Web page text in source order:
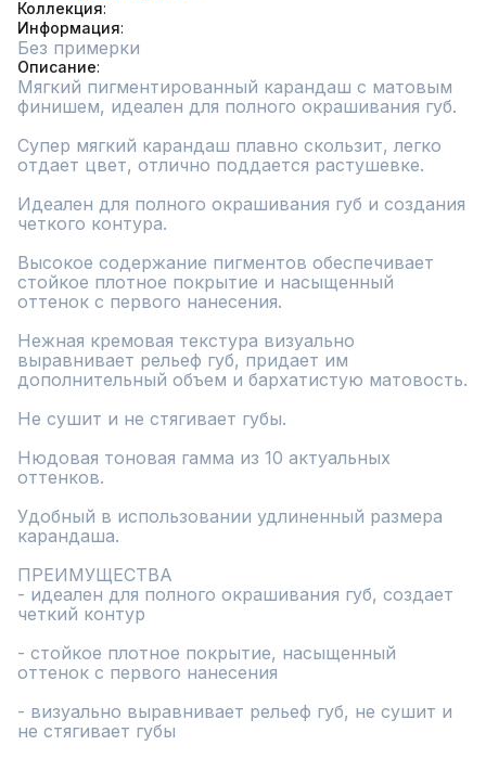
Коллекция
Информация
Без примерки
Описание
Мягкий пигментированный карандаш с матовым
финишем, идеален для полного окрашивания губ.
Супер мягкий карандаш плавно скользит, легко
отдает цвет, отлично поддается растушевке.
Идеален для полного окрашивания губ и создания
четкого контура.
Высокое содержание пигментов обеспечивает
стойкое плотное покрытие и насыщенный
оттенок с первого нанесения.
Нежная кремовая текстура визуально
выравнивает рельеф губ, придает им
дополнительный объем и бархатистую матовость.
Не сушит и не стягивает губы.
Нюдовая тоновая гамма из 10 актуальных
оттенков.
Удобный в использовании удлиненный размера
карандаша.
ПРЕИМУЩЕСТВА
- идеален для полного окрашивания губ, создает
четкий контур
- стойкое плотное покрытие, насыщенный
оттенок с первого нанесения
- визуально выравнивает рельеф губ, не сушит и
не стягивает губы